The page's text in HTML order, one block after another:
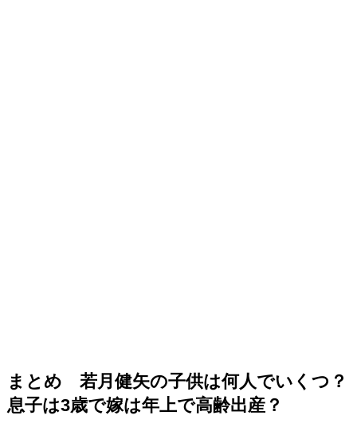
まとめ 若月健矢の子供は何人でいくつ？
息子は3歳で嫁は年上で高齢出産？